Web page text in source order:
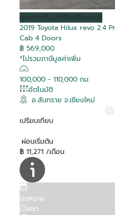
คุณภาพรับประกันเครื่องยนต์
2019 Toyota Hilux revo 2.4
Cab 4 Doors
฿ 569,000
*ไม่รวมภาษีมูลค่าเพิ่ม
100,000 - 110,000 กม.
อัตโนมัติ
อ.สันทราย จ.เชียงใหม่
เปรียบเทียบ
ผ่อนเริ่มต้น
฿ 11,271 /เดือน
นัดหมาย
แชท